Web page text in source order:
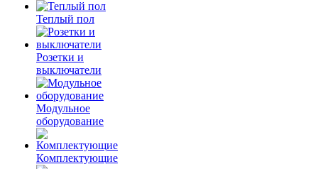
Теплый пол
Розетки и
выключатели
Модульное
оборудование
Комплектующие